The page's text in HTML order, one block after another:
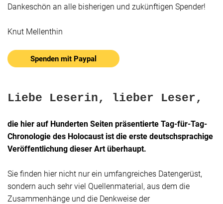
Dankeschön an alle bisherigen und zukünftigen Spender!
Knut Mellenthin
Spenden mit Paypal
Liebe Leserin, lieber Leser,
die hier auf Hunderten Seiten präsentierte Tag-für-Tag-
Chronologie des Holocaust ist die erste deutschsprachige
Veröffentlichung dieser Art überhaupt.
Sie finden hier nicht nur ein umfangreiches Datengerüst,
sondern auch sehr viel Quellenmaterial, aus dem die
Zusammenhänge und die Denkweise der